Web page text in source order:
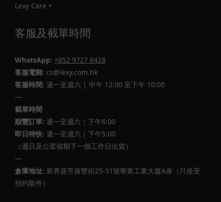
Lexy Care +
客服及截單時間
WhatsApp: +852 9727 6428
客服電郵: cs@lexy.com.hk
客服時間: 週一至週六 | 中午 12:00 至下午 10:00
—
截單時間
順豐訂單: 週一至週六｜下午6:00
即日特快: 週一至週六｜下午5:00
（週日及公眾假期下一個工作日出貨）
—
倉庫地址: 新界葵芳葵豐街25-31號華業工業大廈A座（只接受
預約取件）